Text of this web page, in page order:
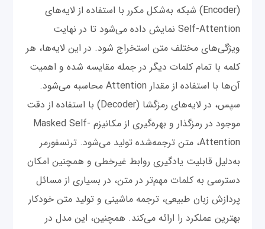
(Encoder) شبکه به‌شکل مکرر با استفاده از لایه‌های
Self-Attention نمایش داده می‌شود تا در نهایت
ویژگی‌های مختلف متن استخراج ‌شود. در این لایه‌ها، هر
کلمه با تمام کلمات دیگر در جمله مقایسه شده و اهمیت
آن‌ها با استفاده از مقدار Attention محاسبه می‌شود.
سپس، در لایه‌های رمزگشا (Decoder) با استفاده از دقت
موجود در رمزگذار و بهره‌گیری از مکانیزم Masked Self-
Attention، متن ترجمه‌شده تولید می‌شود. ترنسفورمر
به‌دلیل قابلیت یادگیری روابط غیرخطی و همچنین امکان
دسترسی به کلمات مهم‌تر در متن، در بسیاری از مسائل
پردازش زبان طبیعی، ترجمه ماشینی و تولید متن خودکار
بهترین عملکرد را ارائه می‌کند. همچنین، این مدل در